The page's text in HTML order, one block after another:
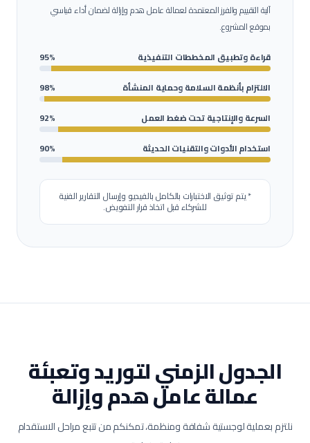
آلية التقييم والفرز المعتمدة لعمالةعامل هدم وإزالةلضمان أداء قياسي
بموقع المشروع.
قراءة وتطبيق المخططات التنفيذية
95%
الالتزام بأنظمة السلامة وحماية المنشأة
98%
السرعة والإنتاجية تحت ضغط العمل
92%
استخدام الأدوات والتقنيات الحديثة
90%
* يتم توثيق الاختبارات بالكامل بالفيديو وإرسال التقارير الفنية
للشركاء قبل اتخاذ قرار التفويض.
الجدول الزمني لتوريد وتعبئة
عمالةعامل هدم وإزالة
نلتزم بعملية لوجستية شفافة ومنظمة، تمكنكم من تتبع مراحل الاستقدام